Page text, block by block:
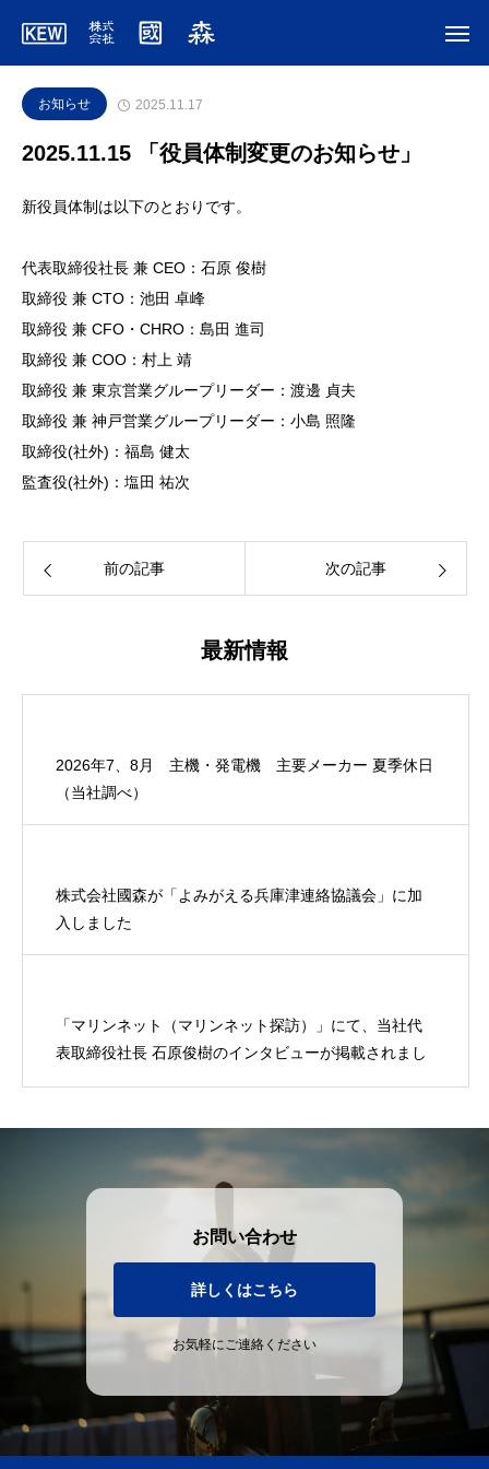
お知らせ 2025.11.17
2025.11.15 「役員体制変更のお知らせ」
新役員体制は以下のとおりです。
代表取締役社長 兼 CEO：石原 俊樹
取締役 兼 CTO：池田 卓峰
取締役 兼 CFO・CHRO：島田 進司
取締役 兼 COO：村上 靖
取締役 兼 東京営業グループリーダー：渡邊 貞夫
取締役 兼 神戸営業グループリーダー：小島 照隆
取締役(社外)：福島 健太
監査役(社外)：塩田 祐次
前の記事 次の記事
最新情報
2026年7、8月 主機・発電機 主要メーカー 夏季休日
（当社調べ）
株式会社國森が「よみがえる兵庫津連絡協議会」に加
入しました
「マリンネット（マリンネット探訪）」にて、当社代
表取締役社長 石原俊樹のインタビューが掲載されまし
お問い合わせ
詳しくはこちら
お気軽にご連絡ください